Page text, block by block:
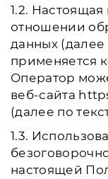
1.2.
отношении
данных (далее
применяется
Оператор
веб-сайта
(далее по
1.3.
настоящей